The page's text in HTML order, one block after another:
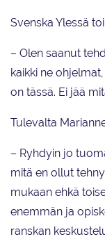
Svenska Ylessä
– Olen saanut
kaikki ne
on tässä. Ei jää
Tulevalta
– Ryhdyin jo
mitä en ollut
mukaan ehkä
enemmän ja
ranskan